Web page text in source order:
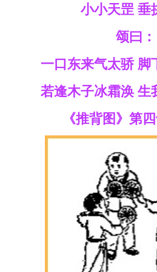
小小天罡 垂
颂曰：
一口东来气太骄 脚
若逢木子冰霜涣 生
《推背图》第